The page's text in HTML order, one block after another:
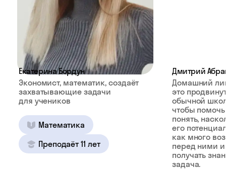
Екатерина Бордун
Экономист, математик, создаёт
захватывающие задачи
для учеников
Математика
Преподаёт 11 лет
Дмитрий
Домашний
это
обычной
чтобы
понять,
его
как много
перед ними и
получать
задача.